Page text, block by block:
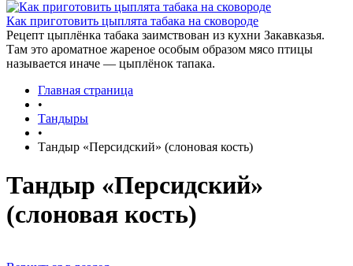
Как приготовить цыплята табака на сковороде
Рецепт цыплёнка табака заимствован из кухни Закавказья.
Там это ароматное жареное особым образом мясо птицы
называется иначе — цыплёнок тапака.
Главная страница
•
Тандыры
•
Тандыр «Персидский» (слоновая кость)
Тандыр «Персидский»
(слоновая кость)